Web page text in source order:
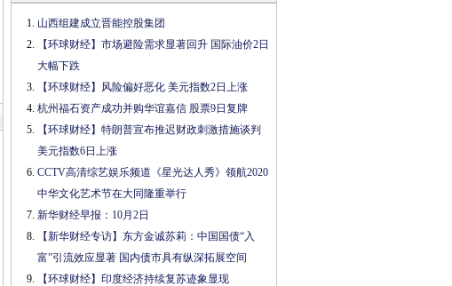
山西组建成立晋能控股集团
【环球财经】市场避险需求显著回升 国际油价2日
大幅下跌
【环球财经】风险偏好恶化 美元指数2日上涨
杭州福石资产成功并购华谊嘉信 股票9日复牌
【环球财经】特朗普宣布推迟财政刺激措施谈判
美元指数6日上涨
CCTV高清综艺娱乐频道《星光达人秀》领航2020
中华文化艺术节在大同隆重举行
新华财经早报：10月2日
【新华财经专访】东方金诚苏莉：中国国债“入
富”引流效应显著 国内债市具有纵深拓展空间
【环球财经】印度经济持续复苏迹象显现